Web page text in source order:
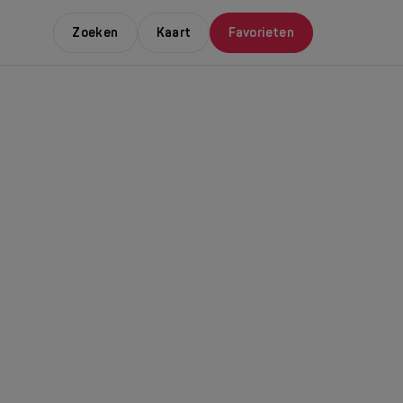
Zoeken Kaart Favorieten